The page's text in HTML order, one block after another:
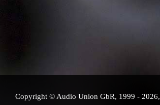
Copyright © Audio Union GbR, 1999 - 2026,